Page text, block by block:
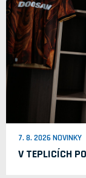
7. 8. 2026 NOVINKY
V TEPLICÍCH